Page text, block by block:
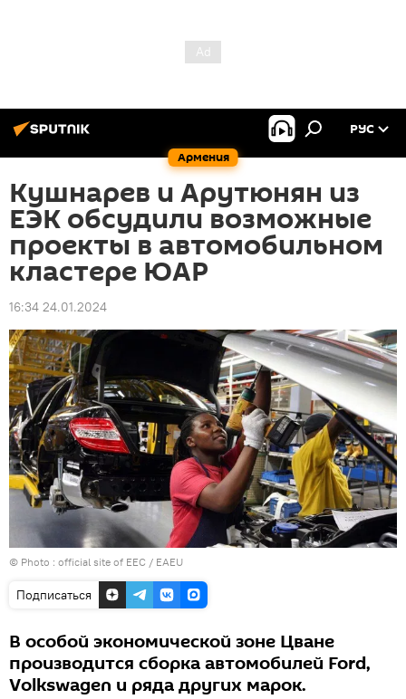
Армения
РУС
Кушнарев и Арутюнян из
ЕЭК обсудили возможные
проекты в автомобильном
кластере ЮАР
16:34 24.01.2024
© Photo : official site of EEC / EAEU
Подписаться
В особой экономической зоне Цване
производится сборка автомобилей Ford,
Volkswagen и ряда других марок.